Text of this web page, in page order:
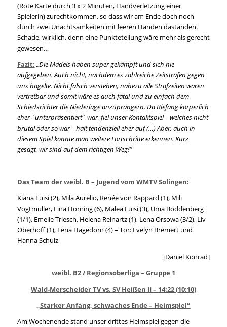
(Rote Karte durch 3 x 2 Minuten, Handverletzung einer
Spielerin) zurechtkommen, so dass wir am Ende doch noch
durch zwei Unachtsamkeiten mit leeren Händen dastanden.
Schade, wirklich, denn eine Punkteteilung wäre mehr als gerecht
gewesen…
Fazit: „Die Mädels haben super gekämpft und sich nie
aufgegeben. Auch nicht, nachdem es zahlreiche Zeitstrafen gegen
uns hagelte. Nicht falsch verstehen, nahezu alle Strafzeiten waren
vertretbar und somit wäre es auch fatal und zu einfach dem
Schiedsrichter die Niederlage anzuprangern. Da Biefang körperlich
eher `unterpräsentiert´ war, fiel unser Kontaktspiel – welches nicht
brutal oder so war – halt tendenziell eher auf (…) Aber, auch in
diesem Spiel konnte man weitere Fortschritte erkennen. Kurz
gesagt, wir sind auf dem richtigen Weg!“
Das Team der weibl. B – Jugend vom WMTV Solingen:
Kiana Luisi (2), Mila Aurelio, Renée von Rappard (1), Mili
Vogtmüller, Lina Hörning (6), Malea Luisi (3), Uma Boddenberg
(1/1), Emelie Triesch, Helena Reinartz (1), Lena Orsowa (3/2), Liv
Oberhoff (1), Lena Hagedorn (4) – Tor: Evelyn Bremert und
Hanna Schulz
[Daniel Konrad]
weibl. B2 / Regionsoberliga – Gruppe 1
Wald-Merscheider TV vs. SV Heißen II – 14:22 (10:10)
„Starker Anfang, schwaches Ende – Heimspiel“
Am Wochenende stand unser drittes Heimspiel gegen die